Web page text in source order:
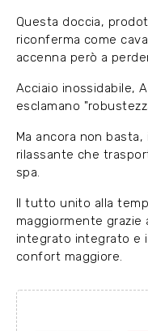
Questa doccia,
riconferma come
accenna però a
Acciaio inossidabile,
esclamano
Ma ancora non
rilassante che
spa.
Il tutto unito alla
maggiormente grazie
integrato integrato e
confort maggiore.